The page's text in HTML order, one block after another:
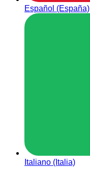
Español (España)
Italiano (Italia)